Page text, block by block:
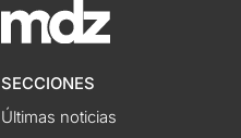
SECCIONES
Últimas noticias